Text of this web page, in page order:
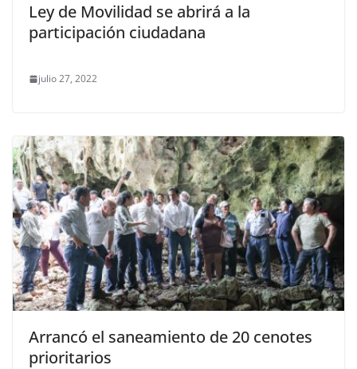
Ley de Movilidad se abrirá a la
participación ciudadana
julio 27, 2022
Arrancó el saneamiento de 20 cenotes
prioritarios